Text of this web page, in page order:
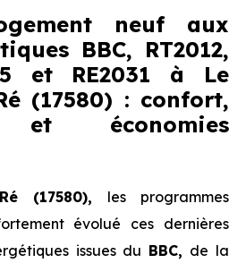
neuf aux
BBC, RT2012,
et RE2031 à Le
(17580) : confort,
et économies
(17580), les programmes
évolué ces dernières
issues du BBC, de la